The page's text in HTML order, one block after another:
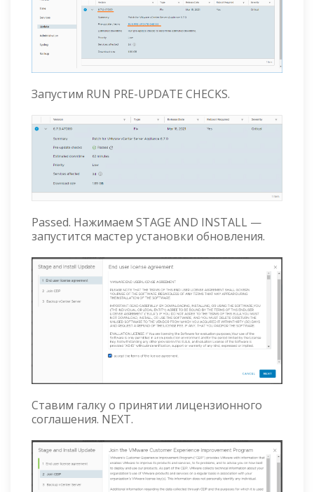
Запустим RUN PRE-UPDATE CHECKS.
Passed. Нажимаем STAGE AND INSTALL —
запустится мастер установки обновления.
Ставим галку о принятии лицензионного
соглашения. NEXT.